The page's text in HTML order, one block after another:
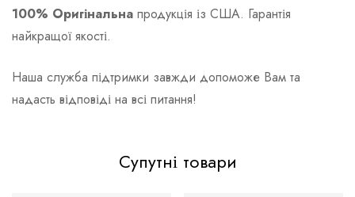
100% Оригінальна продукція із США. Гарантія
найкращої якості.
Наша служба підтримки завжди допоможе Вам та
надасть відповіді на всі питання!
Супутні товари